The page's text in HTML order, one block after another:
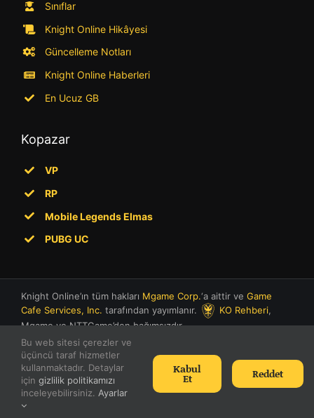
Sınıflar
Knight Online Hikâyesi
Güncelleme Notları
Knight Online Haberleri
En Ucuz GB
Kopazar
VP
RP
Mobile Legends Elmas
PUBG UC
Knight Online’ın tüm hakları Mgame Corp.‘a aittir ve Game
Cafe Services, Inc. tarafından yayımlanır. KO Rehberi,
Mgame ve NTTGame’den bağımsızdır.
Bu web sitesi çerezler ve
üçüncü taraf hizmetler
kullanmaktadır. Detaylar
için gizlilik politikamızı
inceleyebilirsiniz. Ayarlar
Kabul
Et Reddet